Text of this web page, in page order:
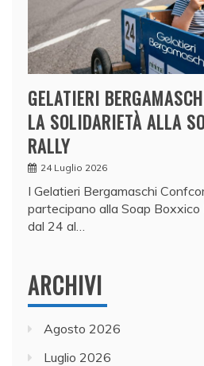
GELATIERI
LA SOLIDARIETÀ ALLA
RALLY
24 Luglio 2026
I Gelatieri Bergamaschi
partecipano alla Soap Boxxico
dal 24 al…
ARCHIVI
Agosto 2026
Luglio 2026